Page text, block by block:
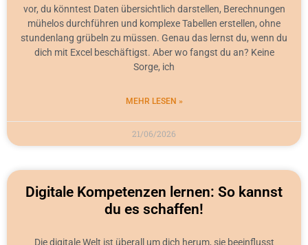
vor, du könntest Daten übersichtlich darstellen, Berechnungen
mühelos durchführen und komplexe Tabellen erstellen, ohne
stundenlang grübeln zu müssen. Genau das lernst du, wenn du
dich mit Excel beschäftigst. Aber wo fangst du an? Keine
Sorge, ich
MEHR LESEN »
21/06/2026
Digitale Kompetenzen lernen: So kannst
du es schaffen!
Die digitale Welt ist überall um dich herum, sie beeinflusst